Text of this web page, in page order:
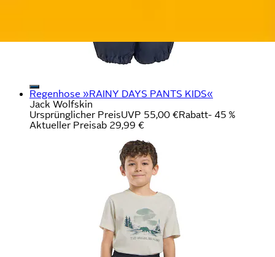
Regenhose »RAINY DAYS PANTS KIDS«
Jack Wolfskin
Ursprünglicher PreisUVP 55,00 €Rabatt- 45 %
Aktueller Preisab 29,99 €